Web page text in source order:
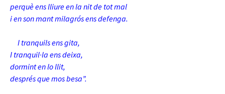
perquè ens lliure en la nit de tot mal
i en son mant milagrós ens defenga.
I tranquils ens gita,
I tranquil·la ens deixa,
dormint en lo llit,
després que mos besa”.